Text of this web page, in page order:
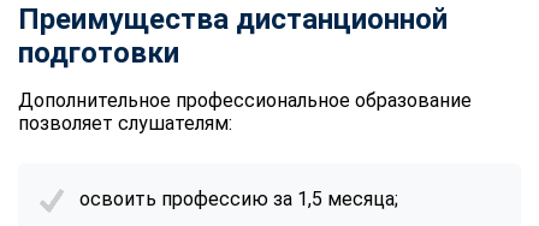
Преимущества дистанционной
подготовки
Дополнительное профессиональное образование
позволяет слушателям:
освоить профессию за 1,5 месяца;